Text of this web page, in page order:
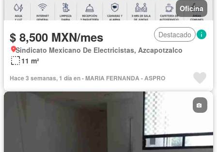
Oficina
$ 8,500 MXN/mes
Destacado
Sindicato Mexicano De Electricistas, Azcapotzalco
11 m²
Hace 3 semanas, 1 día en - MARIA FERNANDA - ASPRO